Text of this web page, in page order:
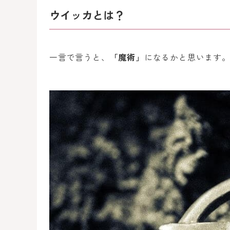
ウイッカとは？
一言で言うと、 「魔術」 になるかと思います。